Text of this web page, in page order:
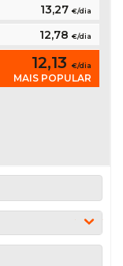
13,27 €/dia
12,78 €/dia
12,13 €/dia
MAIS POPULAR